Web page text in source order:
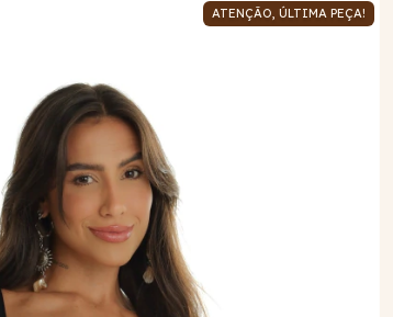
ATENÇÃO, ÚLTIMA PEÇA!